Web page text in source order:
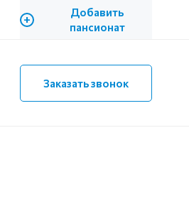
+
Добавить
пансионат
Заказать звонок